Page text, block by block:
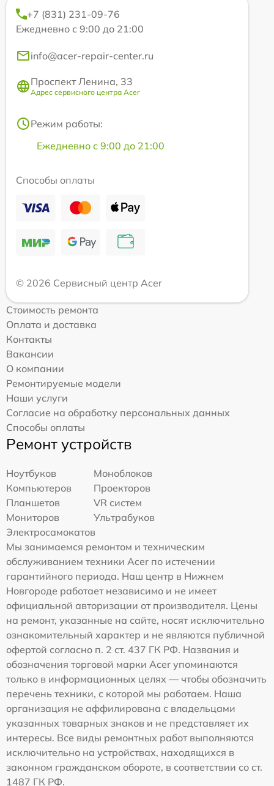
+7 (831) 231-09-76
Ежедневно с 9:00 до 21:00
info@acer-repair-center.ru
Проспект Ленина, 33
Адрес сервисного центра Acer
Режим работы:
Ежедневно с 9:00 до 21:00
Способы оплаты
© 2026 Сервисный центр Acer
Стоимость ремонта
Оплата и доставка
Контакты
Вакансии
О компании
Ремонтируемые модели
Наши услуги
Согласие на обработку персональных данных
Способы оплаты
Ремонт устройств
Ноутбуков
Моноблоков
Компьютеров
Проекторов
Планшетов
VR систем
Мониторов
Ультрабуков
Электросамокатов
Мы занимаемся ремонтом и техническим
обслуживанием техники Acer по истечении
гарантийного периода. Наш центр в Нижнем
Новгороде работает независимо и не имеет
официальной авторизации от производителя. Цены
на ремонт, указанные на сайте, носят исключительно
ознакомительный характер и не являются публичной
офертой согласно п. 2 ст. 437 ГК РФ. Названия и
обозначения торговой марки Acer упоминаются
только в информационных целях — чтобы обозначить
перечень техники, с которой мы работаем. Наша
организация не аффилирована с владельцами
указанных товарных знаков и не представляет их
интересы. Все виды ремонтных работ выполняются
исключительно на устройствах, находящихся в
законном гражданском обороте, в соответствии со ст.
1487 ГК РФ.